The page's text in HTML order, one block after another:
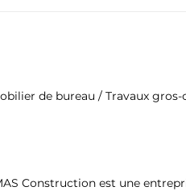
de bureau / Travaux
Construction est une